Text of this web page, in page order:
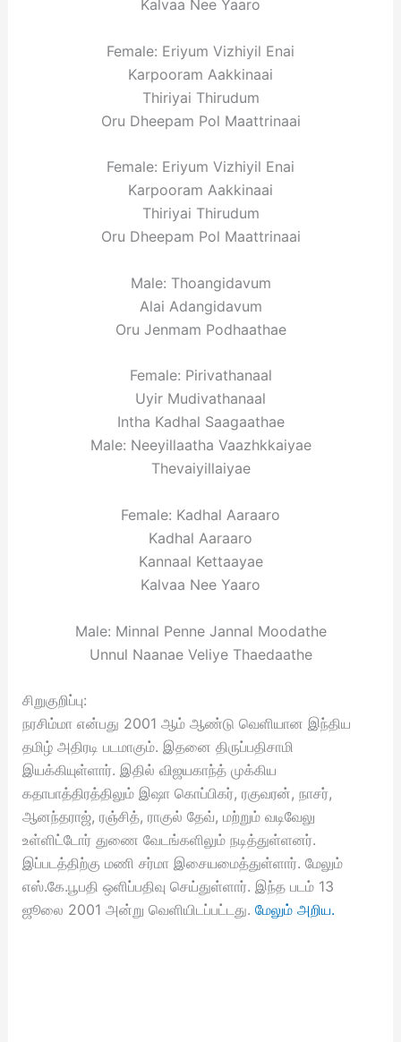
Kalvaa Nee Yaaro
Female: Eriyum Vizhiyil Enai
Karpooram Aakkinaai
Thiriyai Thirudum
Oru Dheepam Pol Maattrinaai
Female: Eriyum Vizhiyil Enai
Karpooram Aakkinaai
Thiriyai Thirudum
Oru Dheepam Pol Maattrinaai
Male: Thoangidavum
Alai Adangidavum
Oru Jenmam Podhaathae
Female: Pirivathanaal
Uyir Mudivathanaal
Intha Kadhal Saagaathae
Male: Neeyillaatha Vaazhkkaiyae
Thevaiyillaiyae
Female: Kadhal Aaraaro
Kadhal Aaraaro
Kannaal Kettaayae
Kalvaa Nee Yaaro
Male: Minnal Penne Jannal Moodathe
Unnul Naanae Veliye Thaedaathe
சிறுகுறிப்பு:
நரசிம்மா என்பது 2001 ஆம் ஆண்டு வெளியான இந்திய
தமிழ் அதிரடி படமாகும். இதனை திருப்பதிசாமி
இயக்கியுள்ளார். இதில் விஜயகாந்த் முக்கிய
கதாபாத்திரத்திலும் இஷா கொப்பிகர், ரகுவரன், நாசர்,
ஆனந்தராஜ், ரஞ்சித், ராகுல் தேவ், மற்றும் வடிவேலு
உள்ளிட்டோர் துணை வேடங்களிலும் நடித்துள்ளனர்.
இப்படத்திற்கு மணி சர்மா இசையமைத்துள்ளார். மேலும்
எஸ்.கே.பூபதி ஒளிப்பதிவு செய்துள்ளார். இந்த படம் 13
ஜூலை 2001 அன்று வெளியிடப்பட்டது. மேலும் அறிய.